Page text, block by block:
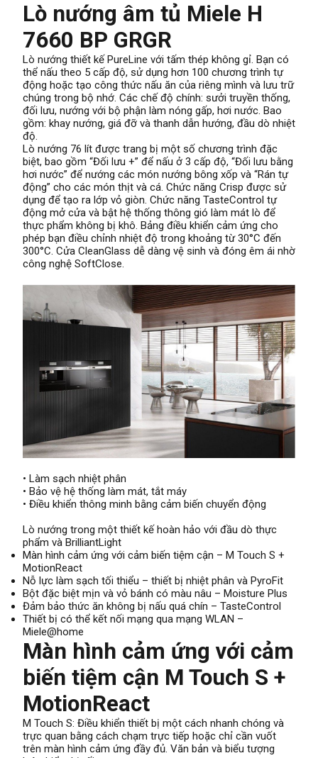
Lò nướng âm tủ Miele H
7660 BP GRGR
Lò nướng thiết kế PureLine với tấm thép không gỉ. Bạn có
thể nấu theo 5 cấp độ, sử dụng hơn 100 chương trình tự
động hoặc tạo công thức nấu ăn của riêng mình và lưu trữ
chúng trong bộ nhớ. Các chế độ chính: sưởi truyền thống,
đối lưu, nướng với bộ phận làm nóng gấp, hơi nước. Bao
gồm: khay nướng, giá đỡ và thanh dẫn hướng, đầu dò nhiệt
độ.
Lò nướng 76 lít được trang bị một số chương trình đặc
biệt, bao gồm “Đối lưu +” để nấu ở 3 cấp độ, “Đối lưu bằng
hơi nước” để nướng các món nướng bông xốp và “Rán tự
động” cho các món thịt và cá. Chức năng Crisp được sử
dụng để tạo ra lớp vỏ giòn. Chức năng TasteControl tự
động mở cửa và bật hệ thống thông gió làm mát lò để
thực phẩm không bị khô. Bảng điều khiển cảm ứng cho
phép bạn điều chỉnh nhiệt độ trong khoảng từ 30°C đến
300°C. Cửa CleanGlass dễ dàng vệ sinh và đóng êm ái nhờ
công nghệ SoftClose.
• Làm sạch nhiệt phân
• Bảo vệ hệ thống làm mát, tắt máy
• Điều khiển thông minh bằng cảm biến chuyển động
Lò nướng trong một thiết kế hoàn hảo với đầu dò thực
phẩm và BrilliantLight
Màn hình cảm ứng với cảm biến tiệm cận – M Touch S +
MotionReact
Nỗ lực làm sạch tối thiểu – thiết bị nhiệt phân và PyroFit
Bột đặc biệt mịn và vỏ bánh có màu nâu – Moisture Plus
Đảm bảo thức ăn không bị nấu quá chín – TasteControl
Thiết bị có thể kết nối mạng qua mạng WLAN –
Miele@home
Màn hình cảm ứng với cảm
biến tiệm cận M Touch S +
MotionReact
M Touch S: Điều khiển thiết bị một cách nhanh chóng và
trực quan bằng cách chạm trực tiếp hoặc chỉ cần vuốt
trên màn hình cảm ứng đầy đủ. Văn bản và biểu tượng